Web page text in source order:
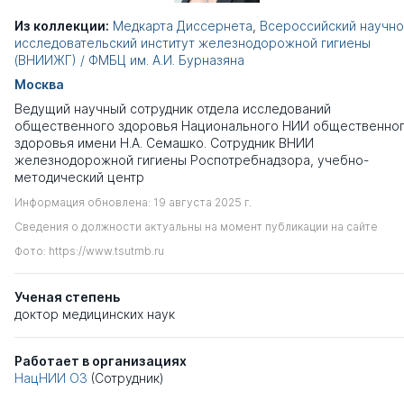
Из коллекции: Медкарта Диссернета Всероссийский
исследовательский институт железнодорожной гигиены
(ВНИИЖГ) / ФМБЦ им. А.И. Бурназяна
Москва
Ведущий научный сотрудник отдела исследований
общественного здоровья Национального НИИ
здоровья имени Н.А. Семашко. Сотрудник ВНИИ
железнодорожной гигиены Роспотребнадзора, учебно-
методический центр
Информация обновлена: 19 августа 2025 г.
Сведения о должности актуальны на момент публикации на сайте
Фото: https://www.tsutmb.ru
Ученая степень
доктор медицинских наук
Работает в организациях
НацНИИ ОЗ (Сотрудник)